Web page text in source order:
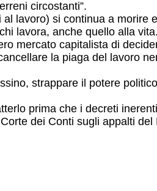
circostanti”.
lavoro) si continua a morire
lavora, anche quello alla vita.
mercato capitalista di
la piaga del lavoro
strappare il potere
prima che i decreti
dei Conti sugli appalti del